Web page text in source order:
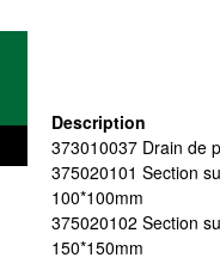
Description
373010037 Drain de
375020101 Section
100*100mm
375020102 Section
150*150mm